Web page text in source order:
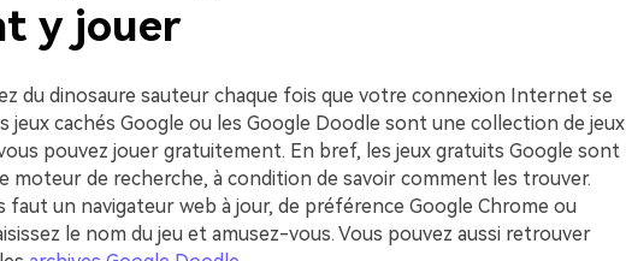
y jouer
du dinosaure sauteur chaque fois que votre connexion Internet se
jeux cachés Google ou les Google Doodle sont une collection de jeux
pouvez jouer gratuitement. En bref, les jeux gratuits Google sont
moteur de recherche, à condition de savoir comment les trouver.
faut un navigateur web à jour, de préférence Google Chrome ou
le nom du jeu et amusez-vous. Vous pouvez aussi retrouver